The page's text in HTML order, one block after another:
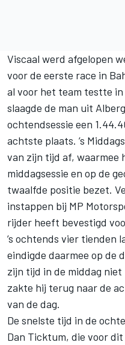
Viscaal werd afgelopen
voor de eerste race in
al voor het team testte
slaagde de man uit
ochtendsessie een
achtste plaats. ’s
van zijn tijd af, waarmee
middagsessie en op de
twaalfde positie bezet.
instappen bij MP
rijder heeft bevestigd
’s ochtends vier tienden
eindigde daarmee op de
zijn tijd in de middag
zakte hij terug naar de
van de dag.
De snelste tijd in de
Dan Ticktum, die voor